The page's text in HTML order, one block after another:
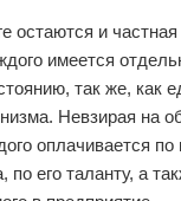
остаются и
имеется
так же, как
Невзирая на
оплачивается по
по его таланту, а